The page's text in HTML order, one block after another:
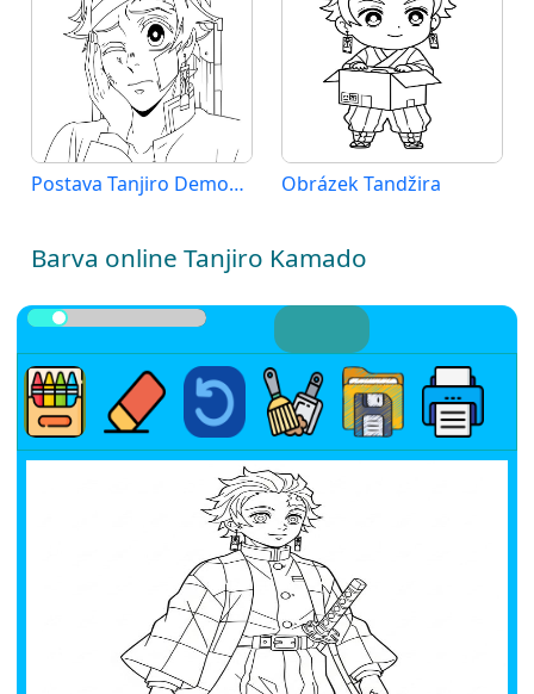
Postava Tanjiro Demon Slayer Obrázek Tandžira
Barva online Tanjiro Kamado